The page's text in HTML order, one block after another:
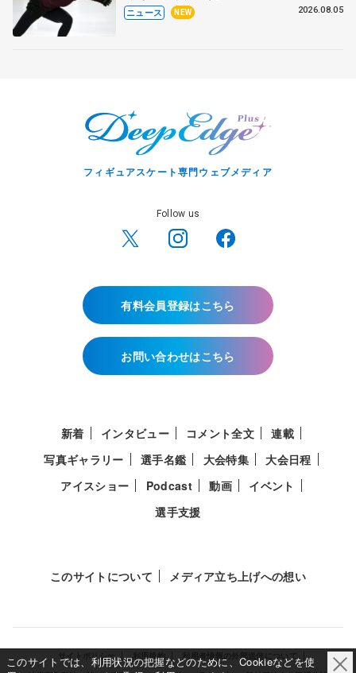
ニュース NEW 2026.08.05
フィギュアスケート専門ウェブメディア
Follow us
有料会員登録はこちら
お問い合わせはこちら
新着 インタビュー コメント全文
連載
写真ギャラリー
選手名鑑 大会特集
大会日程
アイスショー
Podcast 動画
イベント
選手支援
このサイトについて メディア立ち上げへの想い
サイトポリシー 利用規約
このサイトでは、利用状況の把握などのために、Cookieなどを使